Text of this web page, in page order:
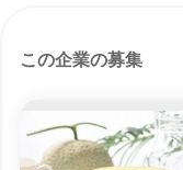
この企業の募集